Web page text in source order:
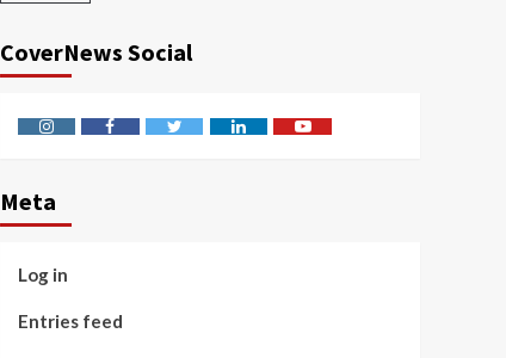
CoverNews Social
InstagramFacebookTwitter LinkedinYoutube
Meta
Log in
Entries feed